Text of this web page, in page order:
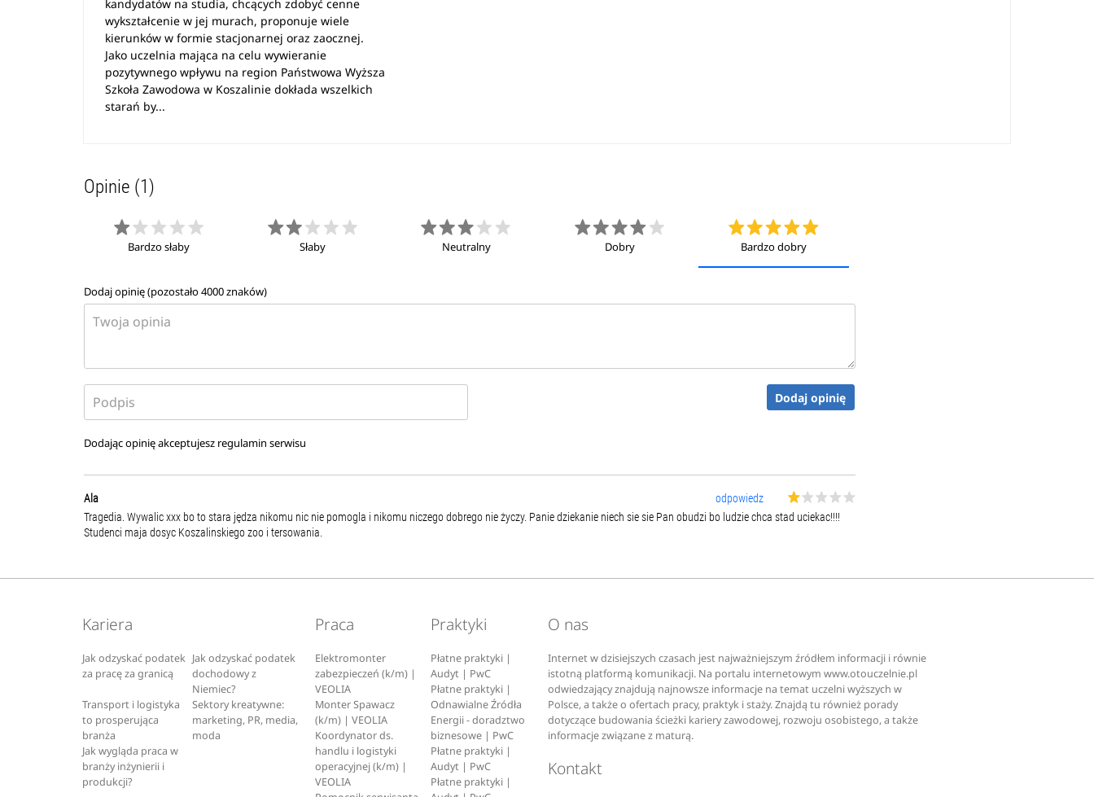
kandydatów na studia, chcących zdobyć cenne
wykształcenie w jej murach, proponuje wiele
kierunków w formie stacjonarnej oraz zaocznej.
Jako uczelnia mająca na celu wywieranie
pozytywnego wpływu na region Państwowa Wyższa
Szkoła Zawodowa w Koszalinie dokłada wszelkich
starań by...
Opinie (1)
Bardzo słaby Słaby Neutralny Dobry Bardzo dobry
Dodaj opinię (pozostało4000znaków)
Dodając opinię akceptujesz regulamin serwisu
Dodaj opinię
Ala
odpowiedz
Tragedia. Wywalic xxx bo to stara jędza nikomu nic nie pomogla i nikomu niczego dobrego nie życzy. Panie dziekanie niech sie sie Pan obudzi bo ludzie chca stad uciekac!!!!
Studenci maja dosyc Koszalinskiego zoo i tersowania.
Kariera
Jak odzyskać podatek
za pracę za granicą
Jak odzyskać podatek
dochodowy z
Niemiec?
Transport i logistyka
to prosperująca
branża
Sektory kreatywne:
marketing, PR, media,
moda
Jak wygląda praca w
branży inżynierii i
produkcji?
Praca
Elektromonter
zabezpieczeń (k/m) |
VEOLIA
Monter Spawacz
(k/m) | VEOLIA
Koordynator ds.
handlu i logistyki
operacyjnej (k/m) |
VEOLIA
Praktyki
Płatne praktyki |
Audyt | PwC
Płatne praktyki |
Odnawialne Źródła
Energii - doradztwo
biznesowe | PwC
Płatne praktyki |
Audyt | PwC
Płatne praktyki |
O nas
Internet w dzisiejszych czasach jest najważniejszym źródłem informacji i równie
istotną platformą komunikacji. Na portalu internetowym www.otouczelnie.pl
odwiedzający znajdują najnowsze informacje na temat uczelni wyższych w
Polsce, a także o ofertach pracy, praktyk i staży. Znajdą tu również porady
dotyczące budowania ścieżki kariery zawodowej, rozwoju osobistego, a także
informacje związane z maturą.
Kontakt